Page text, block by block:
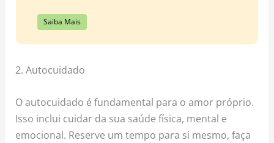
Saiba Mais
2. Autocuidado
O autocuidado é fundamental para o amor próprio.
Isso inclui cuidar da sua saúde física, mental e
emocional. Reserve um tempo para si mesmo, faça